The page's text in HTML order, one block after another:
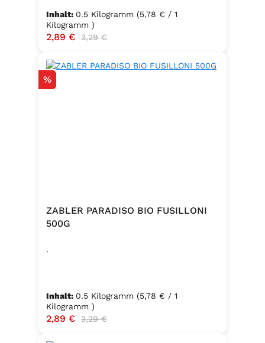
Inhalt: 0.5 Kilogramm (5,78 € / 1
Kilogramm )
Verkaufspreis:
2,89 € Regulärer Preis:
3,29 €
Rabatt
%
ZABLER PARADISO BIO FUSILLONI
500G
.
Inhalt: 0.5 Kilogramm (5,78 € / 1
Kilogramm )
Verkaufspreis:
2,89 € Regulärer Preis:
3,29 €